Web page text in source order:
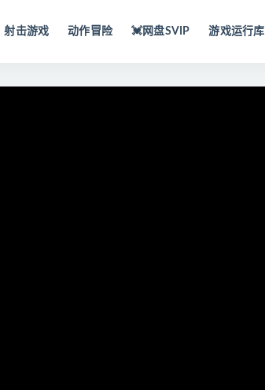
射击游戏 动作冒险 💓网盘SVIP 游戏运行库